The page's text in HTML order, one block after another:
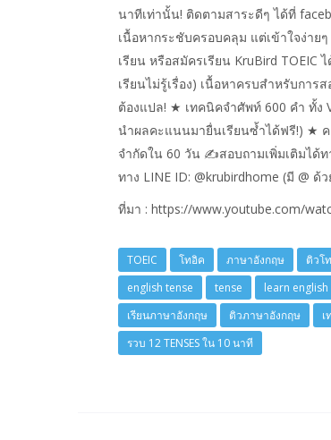
นาทีเท่านั้น! ติดตามสาระดีๆ ได้ที่
เนื้อหากระชับครอบคลุม แต่เข้าใจง่าย
เรียน หรือสมัครเรียน KruBird TOEIC
เรียนไม่รู้เรื่อง) เนื้อหาครบสำหรับกา
ต้องแปล! ★ เทคนิคจำศัพท์ 600 คำ ทั้ง
นำผลคะแนนมายื่นเรียนซ้ำได้ฟรี!) ★ ค
จำกัดใน 60 วัน ✍สอบถามเพิ่มเติมได้
ทาง LINE ID: @krubirdhome (มี @ ด้
ที่มา : https://www.youtube.com/
TOEIC โทอิค ภาษาอังกฤษ ติวโ
english tense
tense learn english
เรียนภาษาอังกฤษ
ติวภาษาอังกฤษ
รวบ 12 TENSES ใน 10 นาที